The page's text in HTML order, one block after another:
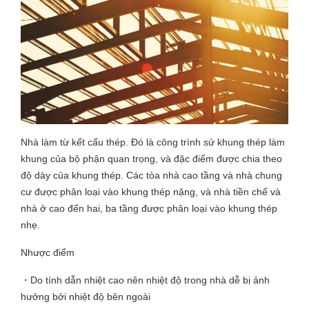
Nhà làm từ kết cấu thép. Đó là công trình sử khung thép làm
khung của bộ phận quan trọng, và đặc điểm được chia theo
độ dày của khung thép. Các tòa nhà cao tầng và nhà chung
cư được phân loại vào khung thép nặng, và nhà tiền chế và
nhà ở cao đến hai, ba tầng được phân loại vào khung thép
nhẹ.
Nhược điểm
・Do tính dẫn nhiệt cao nên nhiệt độ trong nhà dễ bị ảnh
hưởng bởi nhiệt độ bên ngoài